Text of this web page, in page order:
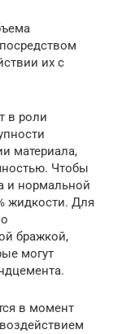
их с
в роли
материала,
Чтобы
и нормальной
жидкости. Для
бражкой,
могут
в момент